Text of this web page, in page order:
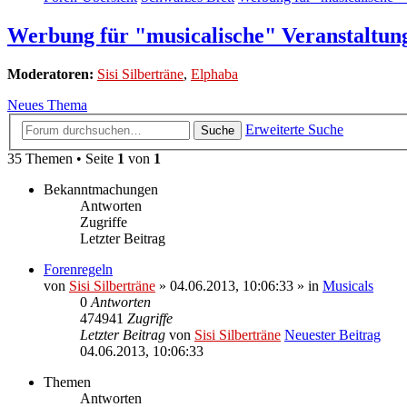
Werbung für "musicalische"
Moderatoren: Sisi Silberträne, Elphaba
Neues Thema
Suche
Erweiterte Suche
35 Themen • Seite 1 von 1
Bekanntmachungen
Antworten
Zugriffe
Letzter Beitrag
Forenregeln
von Sisi Silberträne » 04.06.2013, 10:06:33 » in Musicals
0 Antworten
474941 Zugriffe
Letzter Beitrag von Sisi Silberträne Neuester Beitrag
04.06.2013, 10:06:33
Themen
Antworten